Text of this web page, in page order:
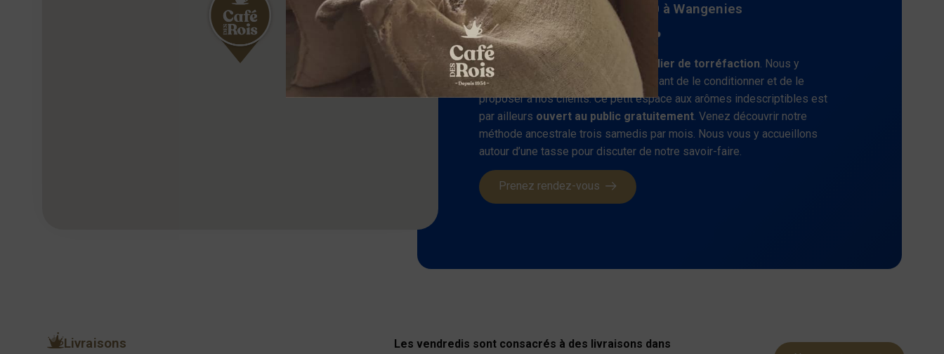
Rue des Grands Arbres 30 à Wangenies
Notre atelier
Café des Rois est également un atelier de torréfaction . Nous y
acheminons et cuisons notre café avant de le conditionner et de le
proposer à nos clients. Ce petit espace aux arômes indescriptibles est
par ailleurs ouvert au public gratuitement . Venez découvrir notre
méthode ancestrale trois samedis par mois. Nous vous y accueillons
autour d’une tasse pour discuter de notre savoir-faire.
Prenez rendez-vous
Livraisons
Les vendredis sont consacrés à des livraisons dans